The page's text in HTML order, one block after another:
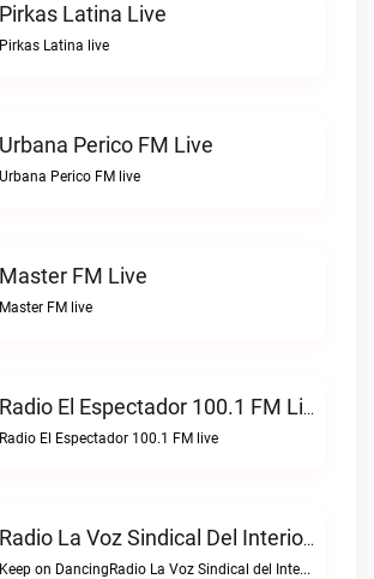
Pirkas Latina Live
Pirkas Latina live
Urbana Perico FM Live
Urbana Perico FM live
Master FM Live
Master FM live
Radio El Espectador 100.1 FM Live
Radio El Espectador 100.1 FM live
Radio La Voz Sindical Del Interior Live
Keep on DancingRadio La Voz Sindical del Interior live